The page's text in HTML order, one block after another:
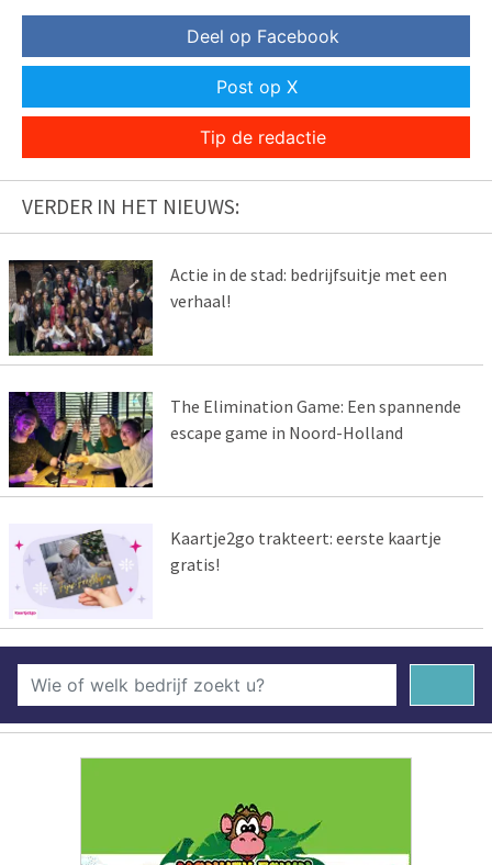
Deel op Facebook
Post op X
Tip de redactie
VERDER IN HET NIEUWS:
Actie in de stad: bedrijfsuitje met een
verhaal!
The Elimination Game: Een spannende
escape game in Noord-Holland
Kaartje2go trakteert: eerste kaartje
gratis!